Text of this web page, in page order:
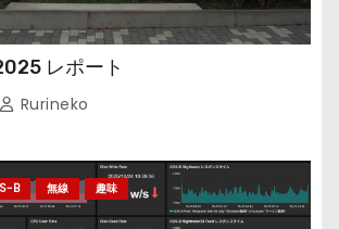
レポート
Rurineko
B 無線 趣味